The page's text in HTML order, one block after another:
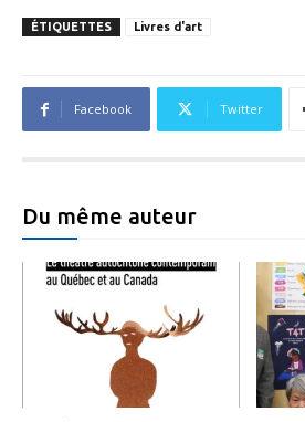
ÉTIQUETTES Livres d'art
Facebook Twitter
Du même auteur